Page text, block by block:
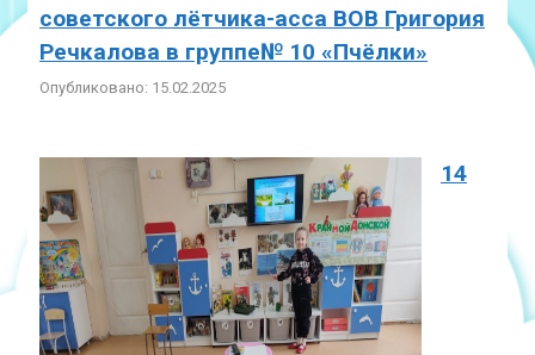
советского лётчика-асса ВОВ Григория
Речкалова в группе№ 10 «Пчёлки»
Опубликовано: 15.02.2025
14